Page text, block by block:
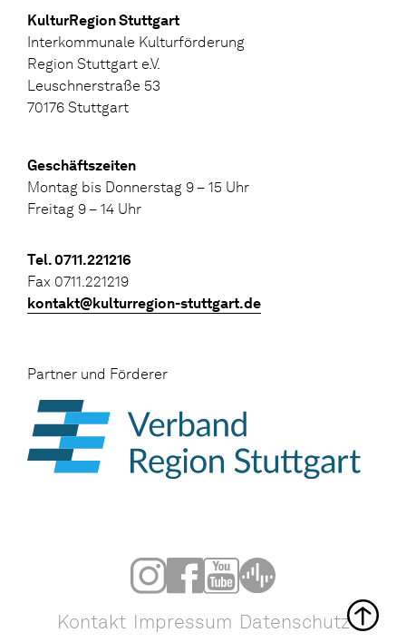
KulturRegion Stuttgart
Interkommunale Kulturförderung
Region Stuttgart e.V.
Leuschnerstraße 53
70176 Stuttgart
Geschäftszeiten
Montag bis Donnerstag 9 – 15 Uhr
Freitag 9 – 14 Uhr
Tel. 0711.221216
Fax 0711.221219
kontakt@kulturregion-stuttgart.de
Partner und Förderer
Kontakt Impressum Datenschutz